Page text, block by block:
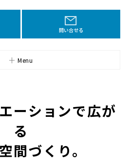
問い合せる
Menu
ーションで広が
る
間づくり。